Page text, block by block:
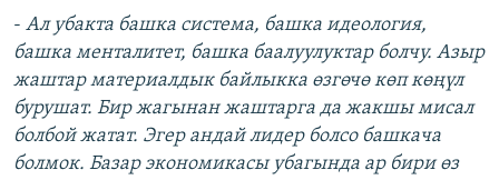
- Ал убакта башка система, башка идеология,
башка менталитет, башка баалуулуктар болчу. Азыр
жаштар материалдык байлыкка өзгөчө көп көңүл
бурушат. Бир жагынан жаштарга да жакшы мисал
болбой жатат. Эгер андай лидер болсо башкача
болмок. Базар экономикасы убагында ар бири өз